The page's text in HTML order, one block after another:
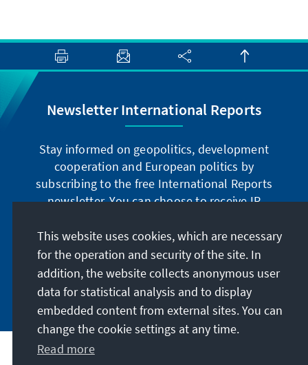
Newsletter International Reports
Stay informed on geopolitics, development
cooperation and European politics by
subscribing to the free International Reports
newsletter. You can choose to receive IR
German or have the print version sent to you in
German or English.
Jetzt abonnieren
This website uses cookies, which are necessary
for the operation and security of the site. In
addition, the website collects anonymous user
data for statistical analysis and to display
embedded content from external sites. You can
change the cookie settings at any time.
Read more